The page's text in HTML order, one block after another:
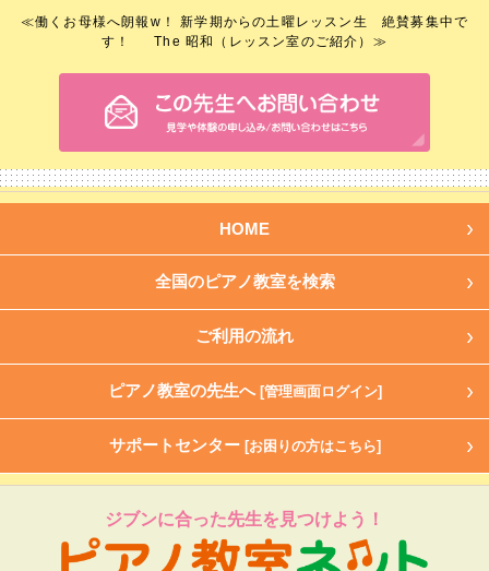
≪働くお母様へ朗報w！ 新学期からの土曜レッスン生 絶賛募集中で
す！
The 昭和（レッスン室のご紹介） ≫
HOME
全国のピアノ教室を検索
ご利用の流れ
ピアノ教室の先生へ [管理画面ログイン]
サポートセンター [お困りの方はこちら]
ジブンに合った先生を見つけよう！